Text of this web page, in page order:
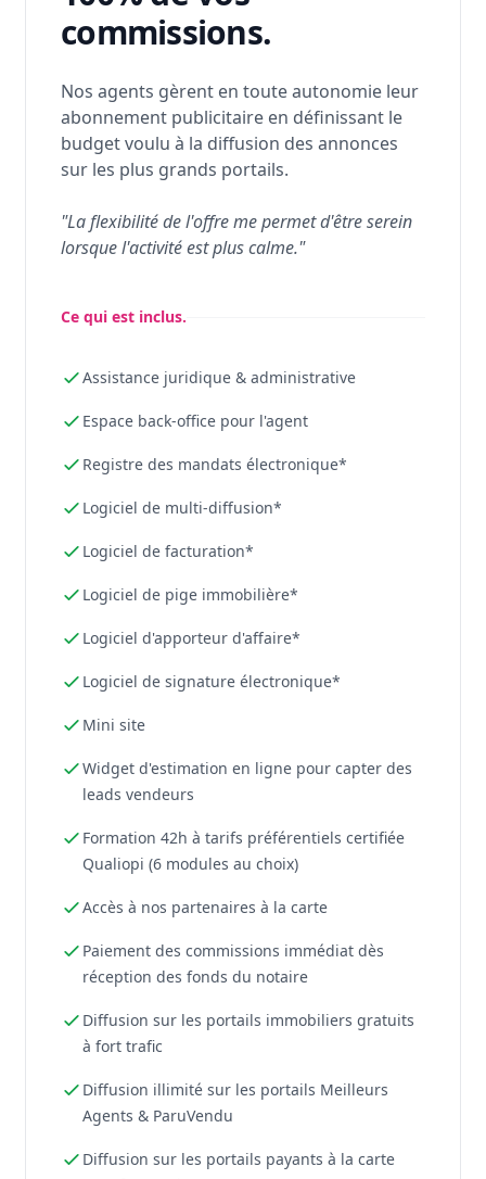
commissions.
Nos agents gèrent en toute autonomie leur
abonnement publicitaire en définissant le
budget voulu à la diffusion des annonces
sur les plus grands portails.
"La flexibilité de l'offre me permet d'être serein
lorsque l'activité est plus calme."
Ce qui est inclus.
Assistance juridique & administrative
Espace back-office pour l'agent
Registre des mandats électronique*
Logiciel de multi-diffusion*
Logiciel de facturation*
Logiciel de pige immobilière*
Logiciel d'apporteur d'affaire*
Logiciel de signature électronique*
Mini site
Widget d'estimation en ligne pour capter des
leads vendeurs
Formation 42h à tarifs préférentiels certifiée
Qualiopi (6 modules au choix)
Accès à nos partenaires à la carte
Paiement des commissions immédiat dès
réception des fonds du notaire
Diffusion sur les portails immobiliers gratuits
à fort trafic
Diffusion illimité sur les portails Meilleurs
Agents & ParuVendu
Diffusion sur les portails payants à la carte